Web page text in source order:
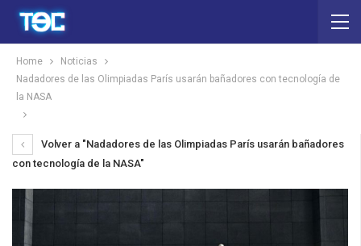
Home
Noticias
Nadadores de las Olimpiadas París usarán bañadores con tecnología de
la NASA
Volver a "Nadadores de las Olimpiadas París usarán bañadores
con tecnología de la NASA"